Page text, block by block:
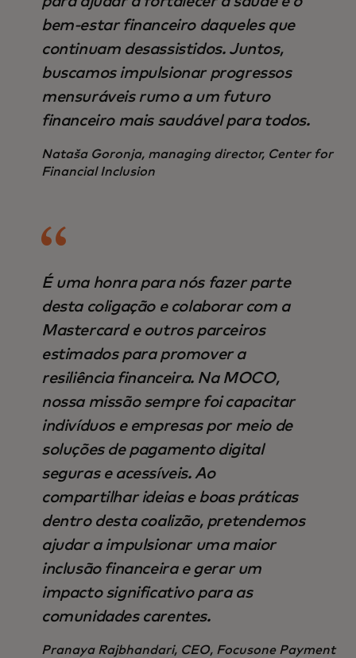
bem-estar financeiro daqueles que
continuam desassistidos. Juntos,
buscamos impulsionar progressos
mensuráveis rumo a um futuro
financeiro mais saudável para todos.
Nataša Goronja, managing director, Center for
Financial Inclusion
É uma honra para nós fazer parte
desta coligação e colaborar com a
Mastercard e outros parceiros
estimados para promover a
resiliência financeira. Na MOCO,
nossa missão sempre foi capacitar
indivíduos e empresas por meio de
soluções de pagamento digital
seguras e acessíveis. Ao
compartilhar ideias e boas práticas
dentro desta coalizão, pretendemos
ajudar a impulsionar uma maior
inclusão financeira e gerar um
impacto significativo para as
comunidades carentes.
Pranaya Rajbhandari, CEO, Focusone Payment